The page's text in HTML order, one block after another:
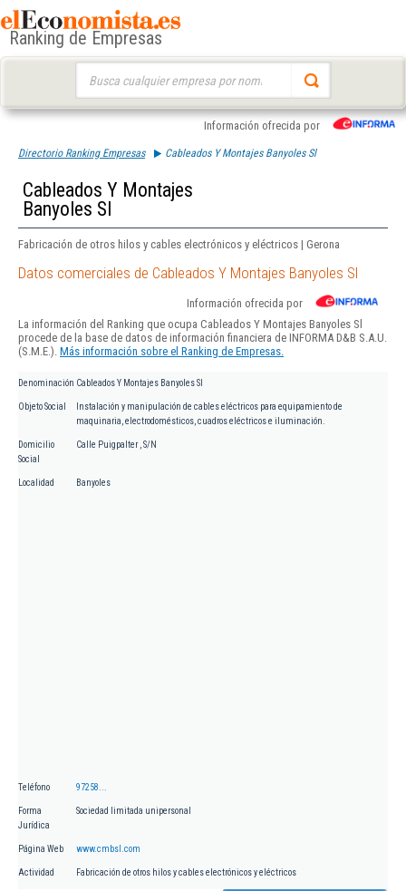
Ranking de Empresas
Información ofrecida por
Directorio Ranking Empresas Cableados Y Montajes Banyoles Sl
Cableados Y Montajes
Banyoles Sl
Fabricación de otros hilos y cables electrónicos y eléctricos | Gerona
Datos comerciales de Cableados Y Montajes Banyoles Sl
Información ofrecida por
La información del Ranking que ocupa Cableados Y Montajes Banyoles Sl
procede de la base de datos de información financiera de INFORMA D&B S.A.U.
(S.M.E.). Más información sobre el Ranking de Empresas.
Denominación Cableados Y Montajes Banyoles Sl
Objeto Social
Instalación y manipulación de cables eléctricos para equipamiento de
maquinaria, electrodomésticos, cuadros eléctricos e iluminación.
Domicilio
Social
Calle Puigpalter , S/N
Localidad Banyoles
Teléfono 97258...
Forma
Jurídica
Sociedad limitada unipersonal
Página Web www.cmbsl.com
Actividad Fabricación de otros hilos y cables electrónicos y eléctricos